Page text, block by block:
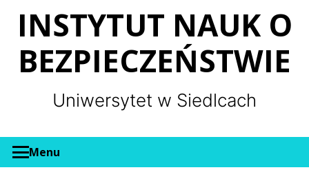
INSTYTUT NAUK O
BEZPIECZEŃSTWIE
Uniwersytet w Siedlcach
Menu